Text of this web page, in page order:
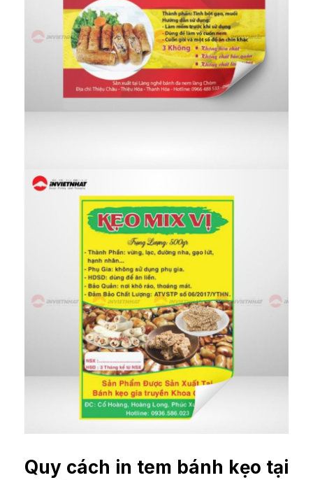
Quy cách in tem bánh kẹo tại